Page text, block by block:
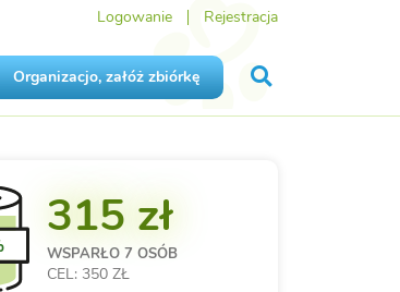
Logowanie Rejestracja
Organizacjo, załóż zbiórkę
315 zł
WSPARŁO 7 OSÓB
CEL: 350 ZŁ